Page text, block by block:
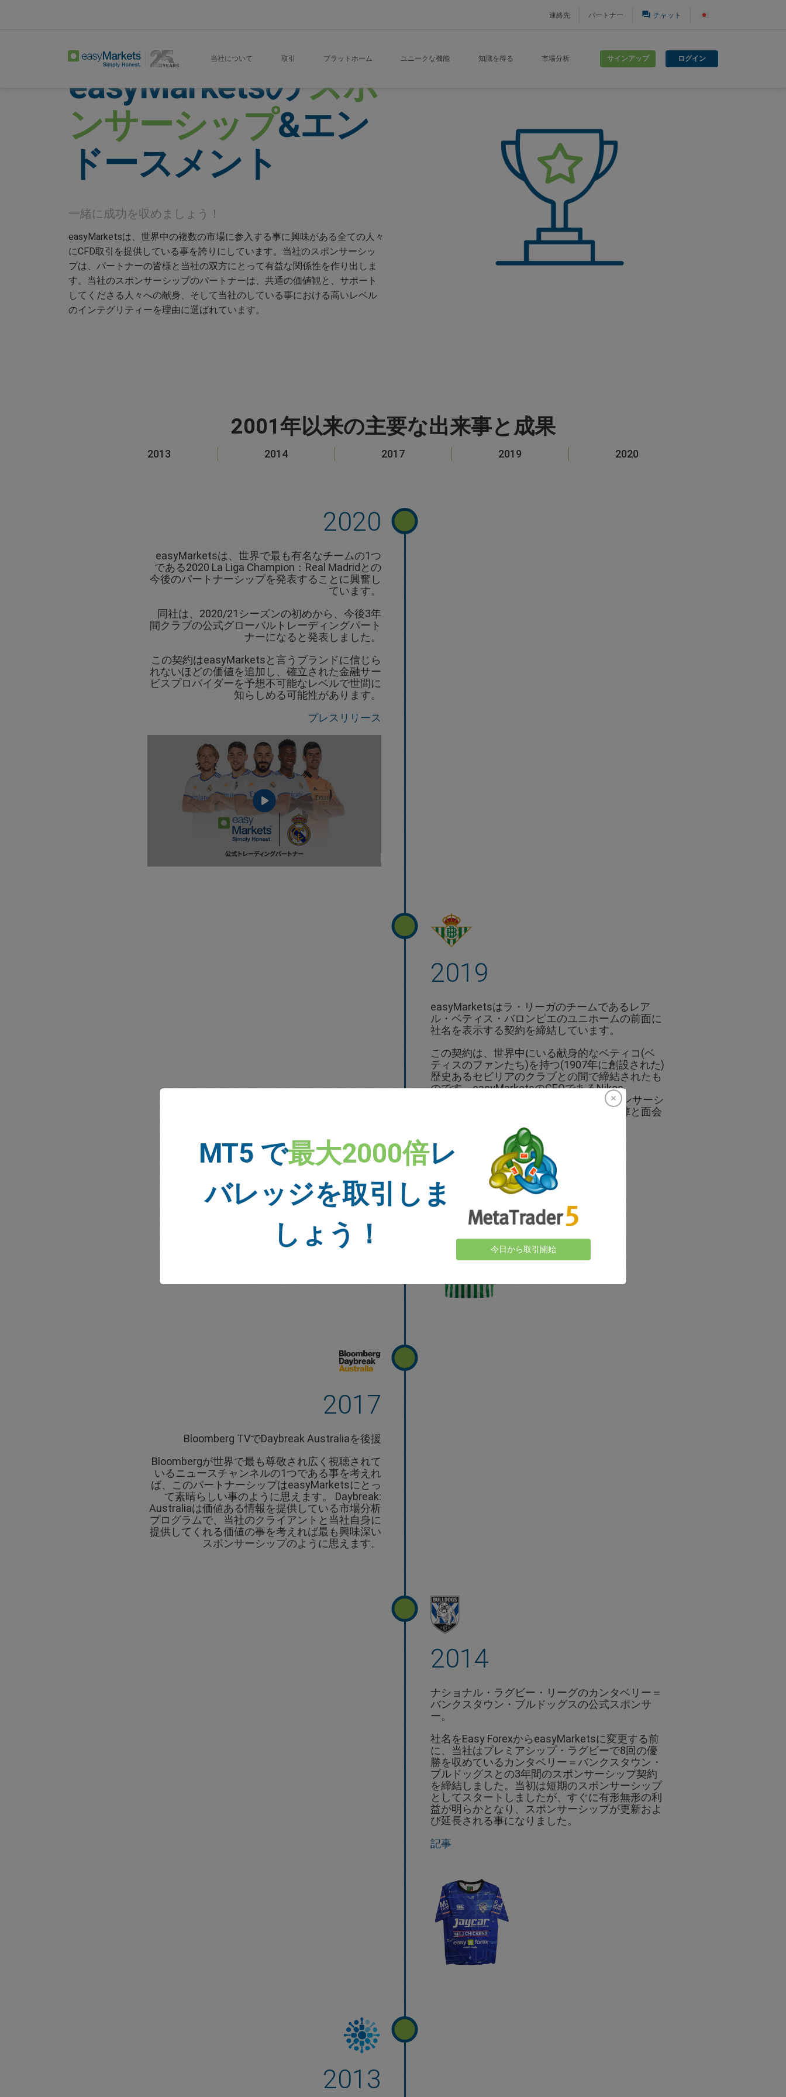
連絡先 パートナー question_answer チャット
当社について 取引 プラットホーム ユニークな機能 知識を得る 市場分析 サインアップ ログイン
easyMarketsの スポ
ンサーシップ&エン
ドースメント
一緒に成功を収めましょう！
easyMarketsは、世界中の複数の市場に参入する事に興味がある全ての人々
にCFD取引を提供している事を誇りにしています。当社のスポンサーシッ
プは、パートナーの皆様と当社の双方にとって有益な関係性を作り出しま
す。当社のスポンサーシップのパートナーは、共通の価値観と、サポート
してくださる人々への献身、そして当社のしている事における高いレベル
のインテグリティーを理由に選ばれています。
2001年以来の主要な出来事と成果
2013 2014 2017 2019 2020
2020
easyMarketsは、世界で最も有名なチームの1つ
である2020 La Liga Champion：Real Madridとの
今後のパートナーシップを発表することに興奮し
ています。
同社は、2020/21シーズンの初めから、今後3年
間クラブの公式グローバルトレーディングパート
ナーになると発表しました。
この契約はeasyMarketsと言うブランドに信じら
れないほどの価値を追加し、確立された金融サー
ビスプロバイダーを予想不可能なレベルで世間に
知らしめる可能性があります。
プレスリリース
2019
easyMarketsはラ・リーガのチームであるレア
ル・ベティス・バロンピエのユニホームの前面に
社名を表示する契約を締結しています。
この契約は、世界中にいる献身的なベティコ(ベ
ティスのファンたち)を持つ(1907年に創設された)
歴史あるセビリアのクラブとの間で締結されたも
のです。easyMarketsのCEOであるNikos
Antoniadesはセビリアに渡り、このスポンサーシ
ップについて発表を行い、チームの経営陣と面会
プレスカンファレンスの動画
プレスリリース
2017
Bloomberg TVでDaybreak Australiaを後援
Bloombergが世界で最も尊敬され広く視聴されて
いるニュースチャンネルの1つである事を考えれ
ば、このパートナーシップはeasyMarketsにとっ
て素晴らしい事のように思えます。 Daybreak:
Australiaは価値ある情報を提供している市場分析
プログラムで、当社のクライアントと当社自身に
提供してくれる価値の事を考えれば最も興味深い
スポンサーシップのように思えます。
2014
ナショナル・ラグビー・リーグのカンタベリー＝
バンクスタウン・ブルドッグスの公式スポンサ
ー。
社名をEasy ForexからeasyMarketsに変更する前
に、当社はプレミアシップ・ラグビーで8回の優
勝を収めているカンタベリー＝バンクスタウン・
ブルドッグスとの3年間のスポンサーシップ契約
を締結しました。当初は短期のスポンサーシップ
としてスタートしましたが、すぐに有形無形の利
益が明らかとなり、スポンサーシップが更新およ
び延長される事になりました。
記事
2013
MT5 で最大2000倍レ
バレッジを取引しま
しょう！
今日から取引開始